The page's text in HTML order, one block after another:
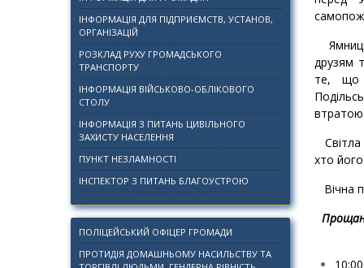
друзям
те, що
хто
Вічна
ІНФОРМАЦІЯ ДЛЯ ПІДПРИЄМСТВ, УСТАНОВ,
ОРГАНІЗАЦІЙ
РОЗКЛАД РУХУ ГРОМАДСЬКОГО
ТРАНСПОРТУ
ІНФОРМАЦІЯ ВІЙСЬКОВО-ОБЛІКОВОГО
СТОЛУ
ІНФОРМАЦІЯ З ПИТАНЬ ЦИВІЛЬНОГО
ЗАХИСТУ НАСЕЛЕННЯ
ПУНКТ НЕЗЛАМНОСТІ
ІНСПЕКТОР З ПИТАНЬ БЛАГОУСТРОЮ
ПОЛІЦЕЙСЬКИЙ ОФІЦЕР ГРОМАДИ
ПРОТИДІЯ ДОМАШНЬОМУ НАСИЛЬСТВУ ТА